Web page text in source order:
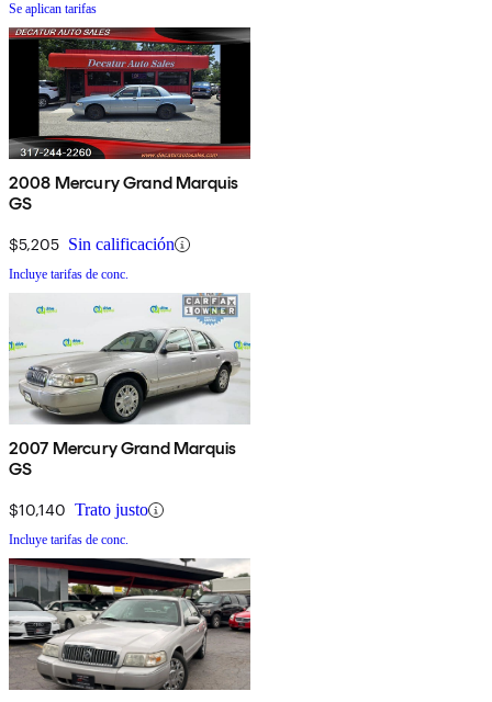
Se aplican tarifas
2008 Mercury Grand Marquis
GS
$5,205 Sin calificación
Incluye tarifas de conc.
2007 Mercury Grand Marquis
GS
$10,140 Trato justo
Incluye tarifas de conc.